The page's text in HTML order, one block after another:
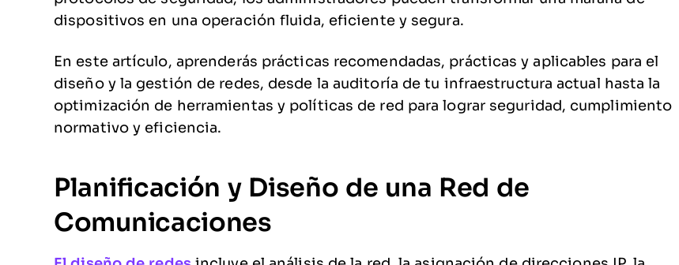
dispositivos en una operación fluida, eficiente y segura.
En este artículo, aprenderás prácticas recomendadas, prácticas y aplicables para el
diseño y la gestión de redes, desde la auditoría de tu infraestructura actual hasta la
optimización de herramientas y políticas de red para lograr seguridad, cumplimiento
normativo y eficiencia.
Planificación y Diseño de una Red de
Comunicaciones